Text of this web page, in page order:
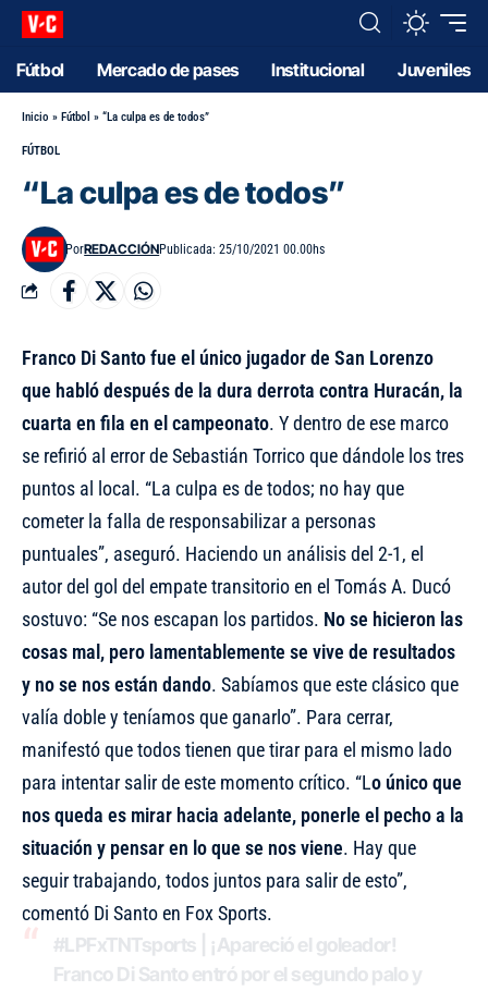
Fútbol Mercado de pases Institucional Juveniles
Inicio » Fútbol » “La culpa es de todos”
FÚTBOL
“La culpa es de todos”
PorREDACCIÓNPublicada: 25/10/2021 00.00hs
Franco Di Santo fue el único jugador de San Lorenzo
que habló después de la dura derrota contra Huracán, la
cuarta en fila en el campeonato. Y dentro de ese marco
se refirió al error de Sebastián Torrico que dándole los tres
puntos al local. “La culpa es de todos; no hay que
cometer la falla de responsabilizar a personas
puntuales”, aseguró. Haciendo un análisis del 2-1, el
autor del gol del empate transitorio en el Tomás A. Ducó
sostuvo: “Se nos escapan los partidos. No se hicieron las
cosas mal, pero lamentablemente se vive de resultados
y no se nos están dando. Sabíamos que este clásico que
valía doble y teníamos que ganarlo”. Para cerrar,
manifestó que todos tienen que tirar para el mismo lado
para intentar salir de este momento crítico. “Lo único que
nos queda es mirar hacia adelante, ponerle el pecho a la
situación y pensar en lo que se nos viene. Hay que
seguir trabajando, todos juntos para salir de esto”,
comentó Di Santo en Fox Sports.
#LPFxTNTsports | ¡Apareció el goleador!
Franco Di Santo entró por el segundo palo y